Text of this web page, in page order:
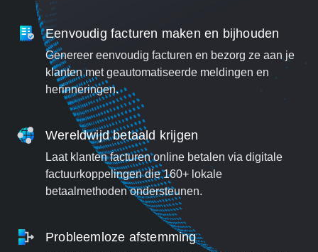
Eenvoudig facturen maken en bijhouden
Genereer eenvoudig facturen en bezorg ze aan je
klanten met geautomatiseerde meldingen en
herinneringen.
Wereldwijd betaald krijgen
Laat klanten facturen online betalen via digitale
factuurkoppelingen die 160+ lokale
betaalmethoden ondersteunen.
Probleemloze afstemming